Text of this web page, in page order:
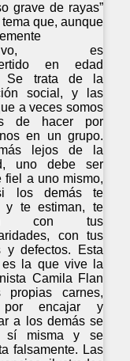
grave de rayas”
que, aunque
es
en edad
Se trata de la
social, y las
a veces somos
de hacer por
en un grupo.
lejos de la
uno debe ser
fiel a uno mismo,
los demás te
y te estiman, te
con tus
con tus
y defectos. Esta
es la que vive la
Camila Flan
propias carnes,
por encajar y
a los demás se
sí misma y se
falsamente. Las